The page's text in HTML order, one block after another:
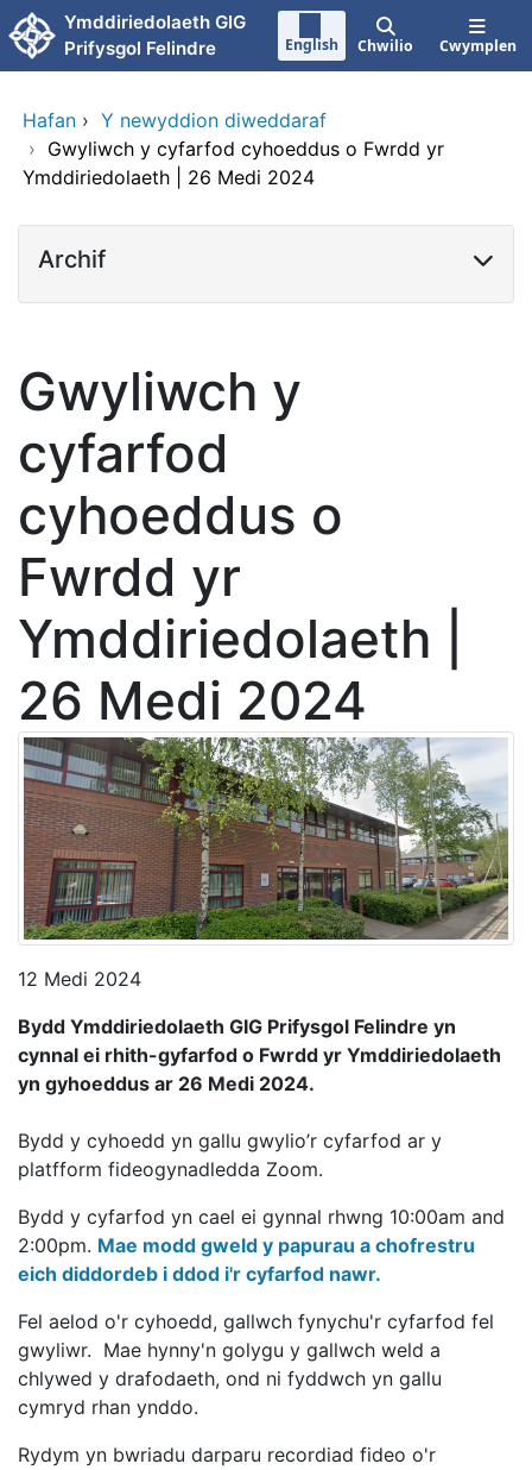
Neidio i'r prif gynnwy
Ymddiriedolaeth GIG
Prifysgol Felindre
English Chwilio Cwymplen
Hafan › Y newyddion diweddaraf
› Gwyliwch y cyfarfod cyhoeddus o Fwrdd yr
Ymddiriedolaeth | 26 Medi 2024
Archif
Gwyliwch y
cyfarfod
cyhoeddus o
Fwrdd yr
Ymddiriedolaeth |
26 Medi 2024
12 Medi 2024
Bydd Ymddiriedolaeth GIG Prifysgol Felindre yn
cynnal ei rhith-gyfarfod o Fwrdd yr Ymddiriedolaeth
yn gyhoeddus ar 26 Medi 2024.
Bydd y cyhoedd yn gallu gwylio’r cyfarfod ar y
platfform fideogynadledda Zoom.
Bydd y cyfarfod yn cael ei gynnal rhwng 10:00am and
2:00pm. Mae modd gweld y papurau a chofrestru
eich diddordeb i ddod i'r cyfarfod nawr.
Fel aelod o'r cyhoedd, gallwch fynychu'r cyfarfod fel
gwyliwr. Mae hynny'n golygu y gallwch weld a
chlywed y drafodaeth, ond ni fyddwch yn gallu
cymryd rhan ynddo.
Rydym yn bwriadu darparu recordiad fideo o'r